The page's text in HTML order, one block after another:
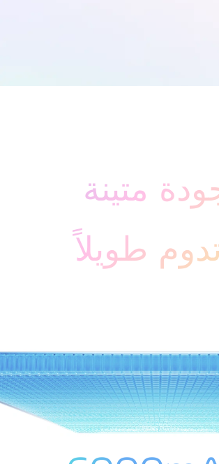
متينة
طويلاً